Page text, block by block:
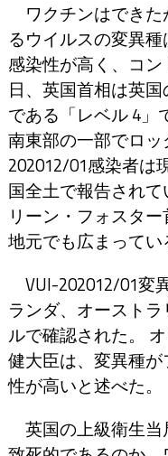
ワクチンはできた
るウイルスの変異
感染性が高く、コ
日、英国首相は英
である「レベル 4」
南東部の一部でロ
202012/01感染者は
国全土で報告され
リーン・フォスタ
地元でも広まってい
VUI-202012/01変
ランダ、オースト
ルで確認された。
健大臣は、変異種
性が高いと述べた。
英国の上級衛生当